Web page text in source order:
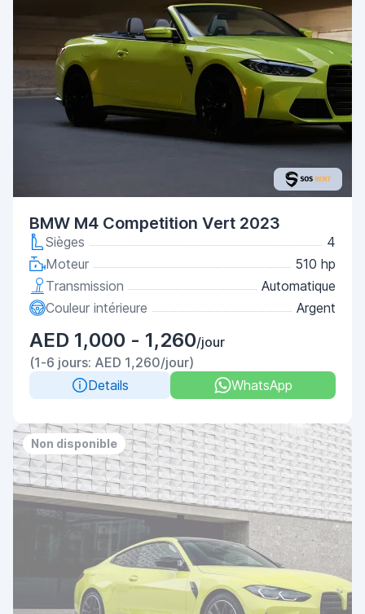
BMW M4 Competition Vert 2023
Sièges
4
Moteur
510 hp
Transmission
Automatique
Couleur intérieure
Argent
AED 1,000 - 1,260/jour
(1-6 jours: AED 1,260/jour)
Details
WhatsApp
Non disponible